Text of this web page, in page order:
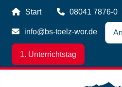
Start 08041 7876-0
info@bs-toelz-wor.de
1. Unterrichtstag